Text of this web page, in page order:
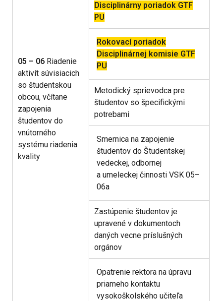
05 – 06 Riadenie
aktivít súvisiacich
so študentskou
obcou, včítane
zapojenia
študentov do
vnútorného
systému riadenia
kvality
Disciplinárny poriadok GTF
PU
Rokovací poriadok
Disciplinárnej komisie GTF
PU
Metodický sprievodca pre
študentov so špecifickými
potrebami
Smernica na zapojenie
študentov do Študentskej
vedeckej, odbornej
a umeleckej činnosti VSK 05–
06a
Zastúpenie študentov je
upravené v dokumentoch
daných vecne príslušných
orgánov
Opatrenie rektora na úpravu
priameho kontaktu
vysokoškolského učiteľa